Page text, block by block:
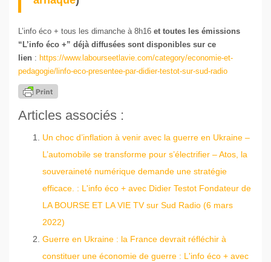
L’info éco + tous les dimanche à 8h16 et toutes les émissions
“L’info éco +” déjà diffusées sont disponibles sur ce
lien : https://www.labourseetlavie.com/category/economie-et-
pedagogie/linfo-eco-presentee-par-didier-testot-sur-sud-radio
Articles associés :
Un choc d’inflation à venir avec la guerre en Ukraine –
L’automobile se transforme pour s’électrifier – Atos, la
souveraineté numérique demande une stratégie
efficace. : L'info éco + avec Didier Testot Fondateur de
LA BOURSE ET LA VIE TV sur Sud Radio (6 mars
2022)
Guerre en Ukraine : la France devrait réfléchir à
constituer une économie de guerre : L'info éco + avec